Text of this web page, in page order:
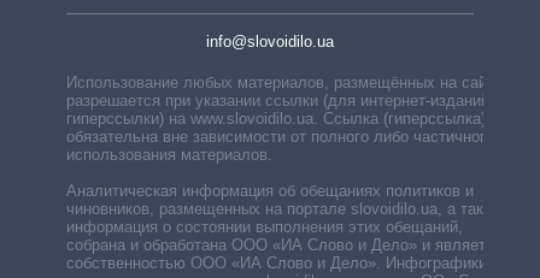
info@slovoidilo.ua
Использование любых материалов, размещённых на сайте,
разрешается при указании ссылки (для интернет-изданий —
гиперссылки) на www.slovoidilo.ua. Ссылка (гиперссылка)
обязательна вне зависимости от полного либо частичного
использования материалов.
Аналитическая информация об обещаниях политиков и
чиновников, размещенных на портале slovoidilo.ua, а также
информация о состоянии выполнения этих обещаний,
собрана и обработана ООО «ИА Слово и Дело» и является
собственностью ООО «ИА Слово и Дело». Инфографики,